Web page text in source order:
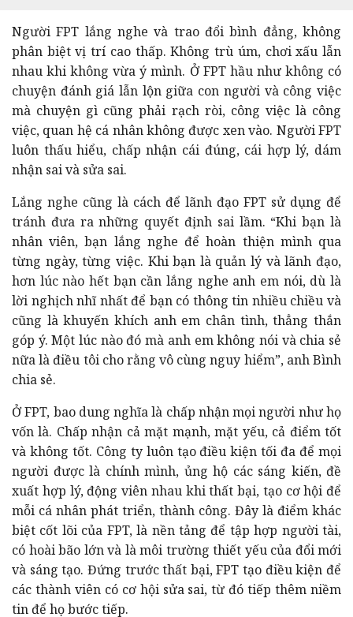
Người FPT lắng nghe và trao đổi bình đẳng, không
phân biệt vị trí cao thấp. Không trù úm, chơi xấu lẫn
nhau khi không vừa ý mình. Ở FPT hầu như không có
chuyện đánh giá lẫn lộn giữa con người và công việc
mà chuyện gì cũng phải rạch ròi, công việc là công
việc, quan hệ cá nhân không được xen vào. Người FPT
luôn thấu hiểu, chấp nhận cái đúng, cái hợp lý, dám
nhận sai và sửa sai.
Lắng nghe cũng là cách để lãnh đạo FPT sử dụng để
tránh đưa ra những quyết định sai lầm. “Khi bạn là
nhân viên, bạn lắng nghe để hoàn thiện mình qua
từng ngày, từng việc. Khi bạn là quản lý và lãnh đạo,
hơn lúc nào hết bạn cần lắng nghe anh em nói, dù là
lời nghịch nhĩ nhất để bạn có thông tin nhiều chiều và
cũng là khuyến khích anh em chân tình, thẳng thắn
góp ý. Một lúc nào đó mà anh em không nói và chia sẻ
nữa là điều tôi cho rằng vô cùng nguy hiểm”, anh Bình
chia sẻ.
Ở FPT, bao dung nghĩa là chấp nhận mọi người như họ
vốn là. Chấp nhận cả mặt mạnh, mặt yếu, cả điểm tốt
và không tốt. Công ty luôn tạo điều kiện tối đa để mọi
người được là chính mình, ủng hộ các sáng kiến, đề
xuất hợp lý, động viên nhau khi thất bại, tạo cơ hội để
mỗi cá nhân phát triển, thành công. Đây là điểm khác
biệt cốt lõi của FPT, là nền tảng để tập hợp người tài,
có hoài bão lớn và là môi trường thiết yếu của đổi mới
và sáng tạo. Đứng trước thất bại, FPT tạo điều kiện để
các thành viên có cơ hội sửa sai, từ đó tiếp thêm niềm
tin để họ bước tiếp.